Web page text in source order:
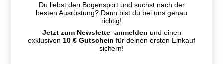
Du liebst den Bogensport und suchst nach der
besten Ausrüstung? Dann bist du bei uns genau
richtig!
Jetzt zum Newsletter anmelden und einen
exklusiven 10 € Gutschein für deinen ersten Einkauf
sichern!